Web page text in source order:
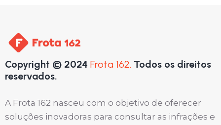
Copyright © 2024 Frota 162. Todos os direitos
reservados.
A Frota 162 nasceu com o objetivo de oferecer
soluções inovadoras para consultar as infrações e